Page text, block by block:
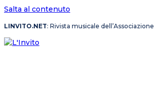
Salta al contenuto
LINVITO.NET: Rivista musicale dell’Associazione